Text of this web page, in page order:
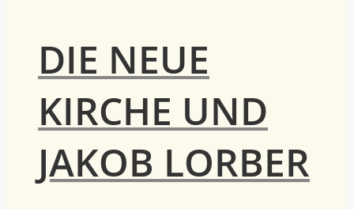
DIE NEUE
KIRCHE UND
JAKOB LORBER